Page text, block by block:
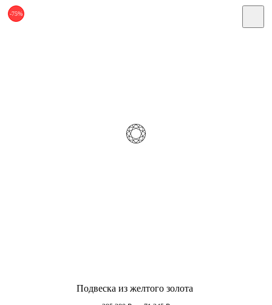
-75%
Подвеска из желтого золота